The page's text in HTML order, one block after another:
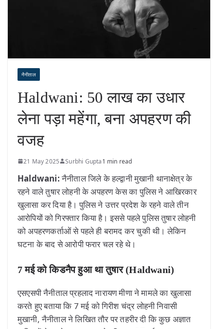
नैनीताल
Haldwani: 50 लाख का उधार
लेना पड़ा महेंगा, बना अपहरण की
वजह
21 May 2025 Surbhi Gupta1 min read
Haldwani:नैनीताल जिले के हल्द्वानी मुखानी थानाक्षेत्र के
रहने वाले तुषार लोहनी के अपहरण केस का पुलिस ने आखिरकार
खुलासा कर दिया है। पुलिस ने उत्तर प्रदेश के रहने वाले तीन
आरोपियों को गिरफ्तार किया है। इससे पहले पुलिस तुषार लोहनी
को अपहरणकर्ताओं से पहले ही बरामद कर चुकी थी। लेकिन
घटना के बाद से आरोपी फरार चल रहे थे।
7 मई को किडनैप हुआ था तुषार (Haldwani)
एसएसपी नैनीताल प्रहलाद नारायण मीणा ने मामले का खुलासा
करते हुए बताया कि 7 मई को गिरीश चंद्र लोहनी निवासी
मुखानी, नैनीताल ने लिखित तौर पर तहरीर दी कि कुछ अज्ञात